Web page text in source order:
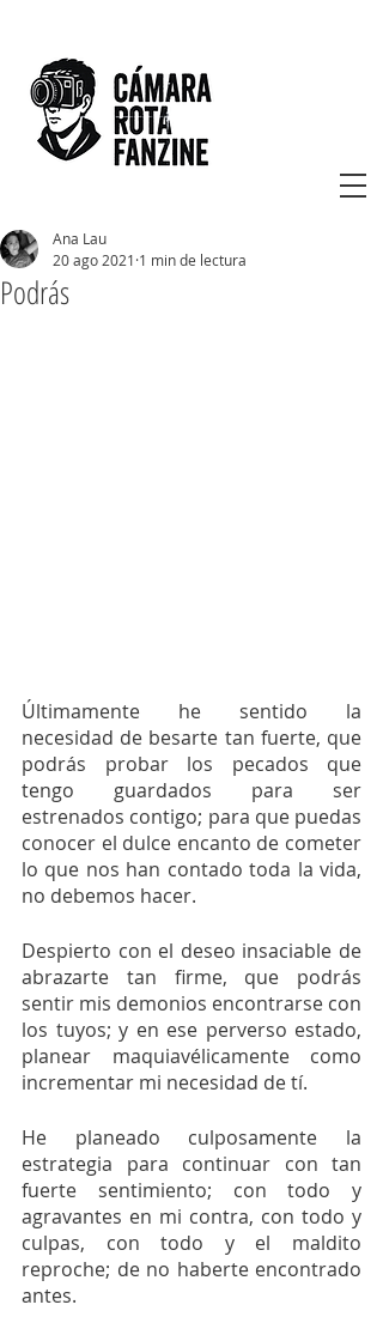
Podrás
Ana Lau
20 ago 2021 1 min de lectura
Últimamente he sentido la
necesidad de besarte tan fuerte, que
podrás probar los pecados que
tengo guardados para ser
estrenados contigo; para que puedas
conocer el dulce encanto de cometer
lo que nos han contado toda la vida,
no debemos hacer.
Despierto con el deseo insaciable de
abrazarte tan firme, que podrás
sentir mis demonios encontrarse con
los tuyos; y en ese perverso estado,
planear maquiavélicamente como
incrementar mi necesidad de tí.
He planeado culposamente la
estrategia para continuar con tan
fuerte sentimiento; con todo y
agravantes en mi contra, con todo y
culpas, con todo y el maldito
reproche; de no haberte encontrado
antes.